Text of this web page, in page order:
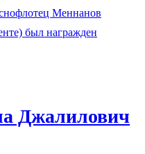
Меннанов
был награжден
Джалилович